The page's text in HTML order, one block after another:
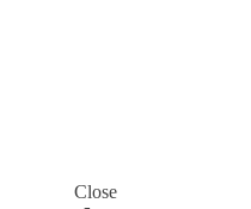
Close